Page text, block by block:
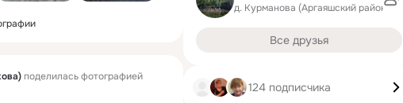
поделилась фотографией
д. Курманова (Аргаяшский район)
Все друзья
124 подписчика